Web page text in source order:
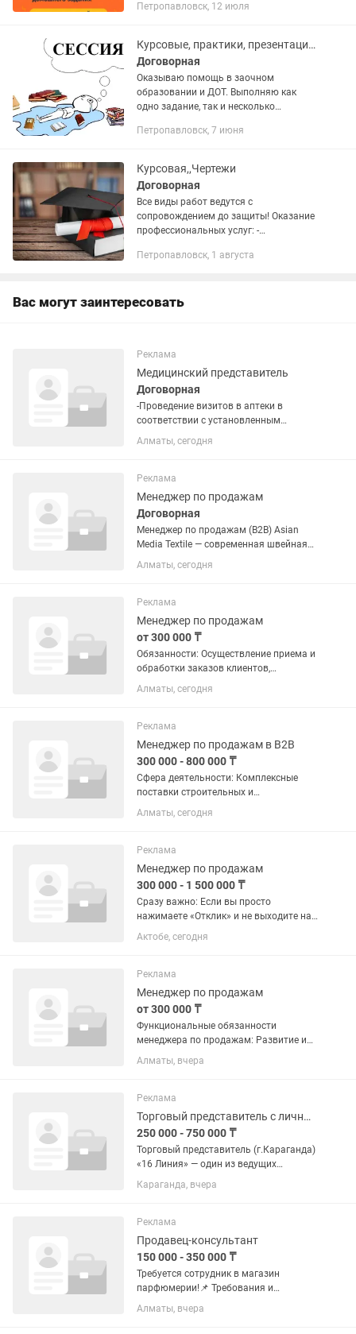
реферат или перепечатать текст с
помощь с домашним...
Петропавловск, 12 июля
Курсовые, практики, презентации, сро, срс
Договорная
Оказываю помощь в заочном
образовании и ДОТ. Выполняю как
одно задание, так и несколько
имеется достаточная база заданий и
профильным...
Петропавловск, 7 июня
Курсовая,,Чертежи
Договорная
Все виды работ ведутся с
сопровождением до защиты! Оказание
профессиональных услуг: -
Антиплагиата - бизнес-презентации -
Петропавловск, 1 августа
Вас могут заинтересовать
Реклама
Медицинский представитель
Договорная
-Проведение визитов в аптеки в
соответствии с установленным
маршрутом -Выполнение плановых
показателей по продажам
заказов в каждой аптеке -Эффективная
выкладка продукции...
Алматы, сегодня
Реклама
Менеджер по продажам
Договорная
Менеджер по продажам (B2B) Asian
Media Textile — современная швейная
фабрика полного цикла в Алматы. Мы
занимаемся разработкой и
одежды, спецодежды, униформы,...
Алматы, сегодня
Реклама
Менеджер по продажам
от 300 000 ₸
Обязанности: Осуществление приема и
обработки заказов клиентов,
оформление необходимых документов;
Выявление потребности клиентов в
согласовывает заказы с...
Алматы, сегодня
Реклама
Менеджер по продажам в B2B
300 000 - 800 000 ₸
Сфера деятельности: Комплексные
поставки строительных и
изоляционных материалов для
строительных компаний и частных
Выполнение установленного плана
продаж и достижение...
Алматы, сегодня
Реклама
Менеджер по продажам
300 000 - 1 500 000 ₸
Сразу важно: Если вы просто
нажимаете «Отклик» и не выходите на
связь — мы вас не рассматриваем.
Нам нужен менеджер, а не
сделать первый шаг и выйти на связь
— эта...
Актобе, сегодня
Реклама
Менеджер по продажам
от 300 000 ₸
Функциональные обязанности
менеджера по продажам: Развитие и
ведение клиентской базы на вверенной
территории. Продвижение портфеля
Работа с салонами красоты и...
Алматы, вчера
Реклама
Торговый представитель с личным автомобилем
250 000 - 750 000 ₸
Торговый представитель (г.Караганда)
«16 Линия» — один из ведущих
дистрибьюторов чулочно-носочной
продукции и нижнего белья в
официальным дистрибьютором
европейских брендов...
Караганда, вчера
Реклама
Продавец-консультант
150 000 - 350 000 ₸
Требуется сотрудник в магазин
парфюмерии!📌 Требования и
обязанности: -Консультация клиентов:
помощь с выбором аромата/ товара,
Алматы, вчера